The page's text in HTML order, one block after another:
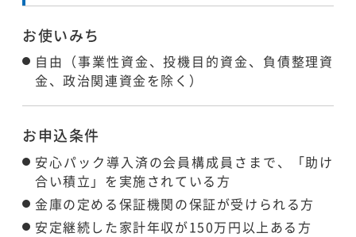
お使いみち
自由（事業性資金、投機目的資金、負債整理資
金、政治関連資金を除く）
お申込条件
安心パック導入済の会員構成員さまで、「助け
合い積立」を実施されている方
金庫の定める保証機関の保証が受けられる方
安定継続した家計年収が150万円以上ある方